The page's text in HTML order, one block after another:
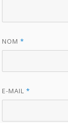
NOM*
E-MAIL*